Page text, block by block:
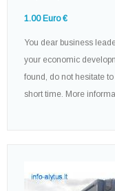
1.00 Euro €
You dear business
your economic
found, do not hesitate
short time. More